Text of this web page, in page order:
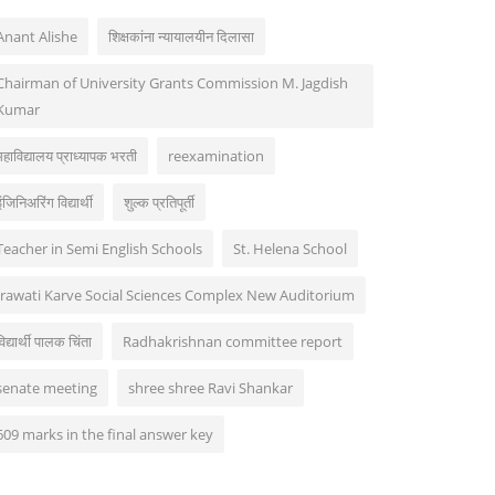
Alishe शिक्षकांना न्यायालयीन दिलासा
of University Grants Commission M. Jagdish
प्राध्यापक भरती reexamination
विद्यार्थी शुल्क प्रतिपूर्ती
in Semi English Schools St. Helena School
Karve Social Sciences Complex New Auditorium
पालक चिंता Radhakrishnan committee report
meeting shree shree Ravi Shankar
marks in the final answer key